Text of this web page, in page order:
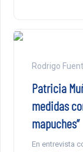
Rodrigo
Patricia
medidas
mapuches”
En entrevista